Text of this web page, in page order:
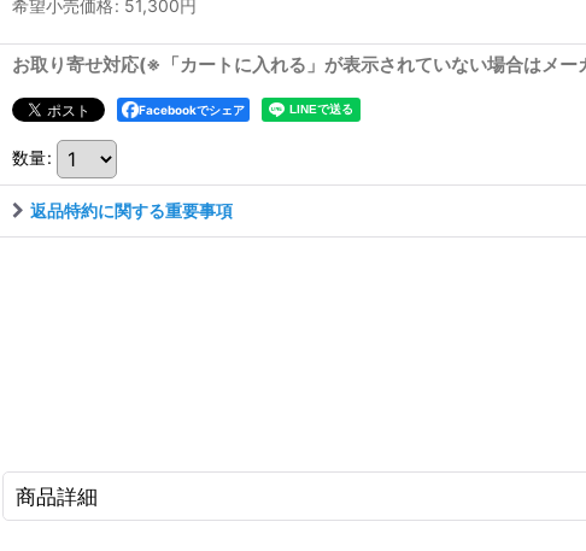
希望小売価格: 51,300円
お取り寄せ対応(※「カートに入れる」が表示されていない場合はメー
Facebookでシェア
数量:
返品特約に関する重要事項
商品詳細